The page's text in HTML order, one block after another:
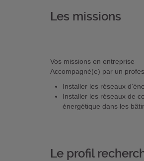
Les missions
Vos missions en entreprise
Accompagné(e) par un
Installer les réseaux
Installer les réseaux de
énergétique dans les
Le profil